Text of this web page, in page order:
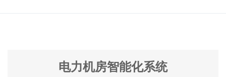
电力机房智能化系统